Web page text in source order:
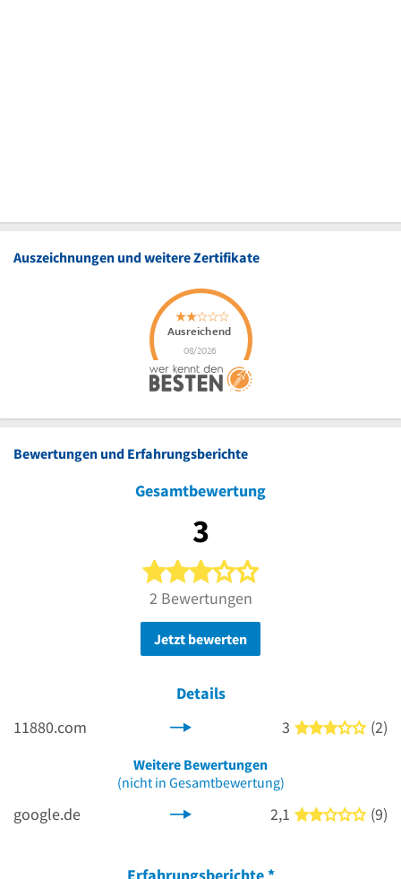
Auszeichnungen und weitere Zertifikate
Bewertungen und Erfahrungsberichte
Gesamtbewertung
3
3 von 5 Sternen
2 Bewertungen
Jetzt bewerten
Details
11880.com
3 3 von
(2)
Weitere Bewertungen
(nicht in Gesamtbewertung)
google.de 2,1 2 von
(9)